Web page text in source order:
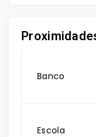
Banco
Escola